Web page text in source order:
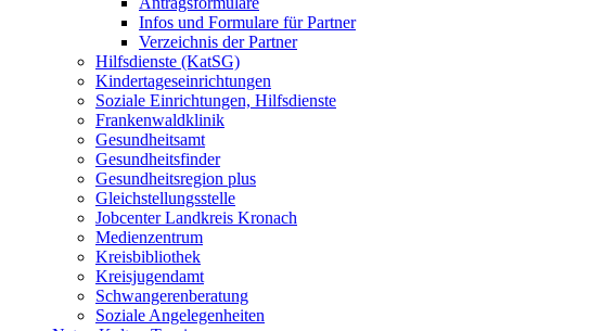
Infos und Formulare für Partner
Verzeichnis der Partner
Hilfsdienste (KatSG)
Kindertageseinrichtungen
Soziale Einrichtungen, Hilfsdienste
Frankenwaldklinik
Gesundheitsamt
Gesundheitsfinder
Gesundheitsregion plus
Gleichstellungsstelle
Jobcenter Landkreis Kronach
Medienzentrum
Kreisbibliothek
Kreisjugendamt
Schwangerenberatung
Soziale Angelegenheiten